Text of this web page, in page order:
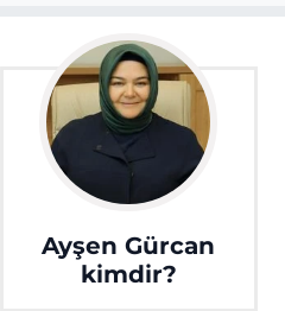
Ayşen Gürcan
kimdir?